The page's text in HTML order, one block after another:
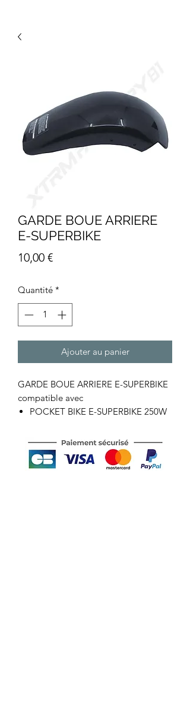
GARDE BOUE ARRIERE
E-SUPERBIKE
10,00 €Prix
Quantité *
Ajouter au panier
GARDE BOUE ARRIERE E-SUPERBIKE
compatible avec
POCKET BIKE E-SUPERBIKE 250W